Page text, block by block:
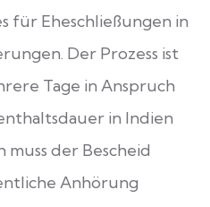
für Eheschließungen in
Der Prozess ist
Tage in Anspruch
in Indien
muss der Bescheid
Anhörung